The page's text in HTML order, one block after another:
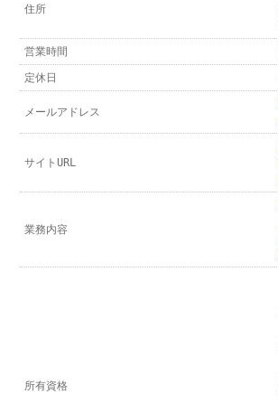
住所
営業時間
定休日
メールアドレス
サイトURL
業務内容
所有資格